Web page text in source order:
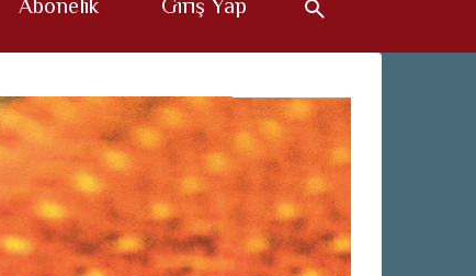
Abonelik Giriş Yap